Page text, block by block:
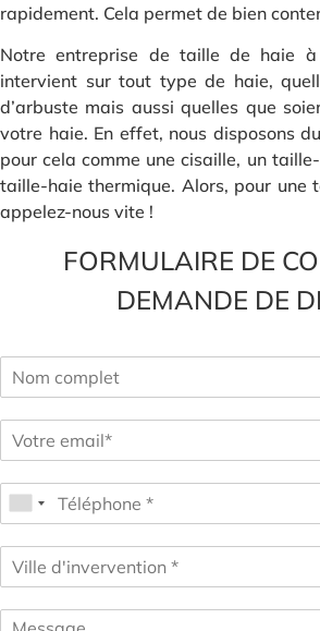
rapidement. Cela permet de bien
Notre entreprise de taille de haie à
intervient sur tout type de haie,
d’arbuste mais aussi quelles que
votre haie. En effet, nous disposons
pour cela comme une cisaille, un
taille-haie thermique. Alors, pour une
appelez-nous vite !
FORMULAIRE DE
DEMANDE DE